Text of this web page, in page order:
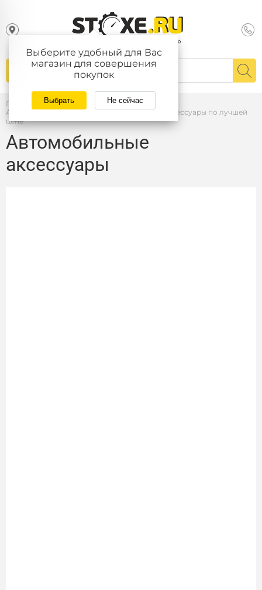
Выберите удобный для Вас
магазин для совершения
покупок
Выбрать Не сейчас
Главная
/
Автоаксессуары — купить автомобильные аксессуары по лучшей
цене
Автомобильные
аксессуары